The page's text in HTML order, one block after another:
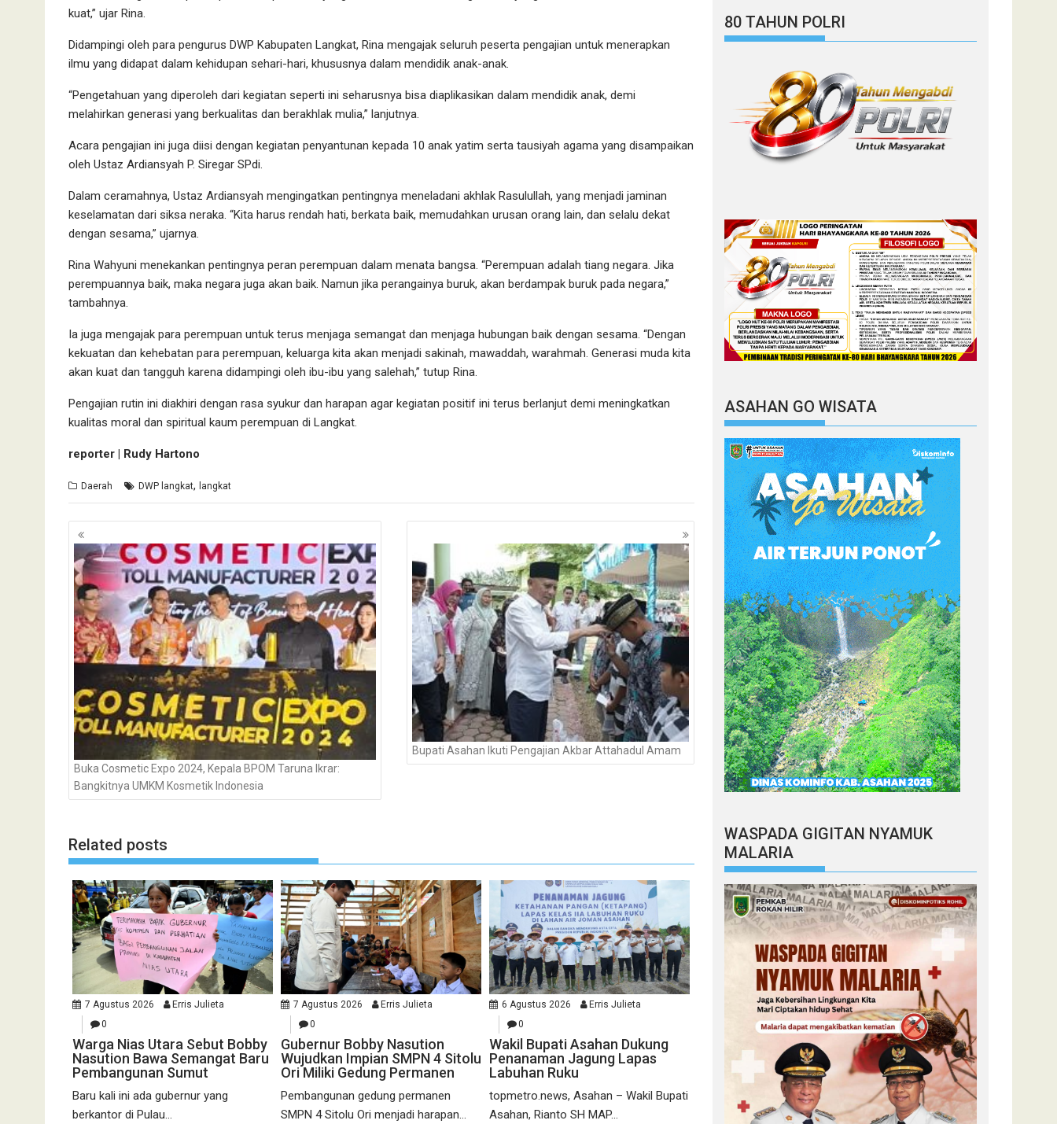
kuat,” ujar Rina.
Didampingi oleh para pengurus DWP Kabupaten Langkat, Rina mengajak seluruh peserta pengajian untuk menerapkan
ilmu yang didapat dalam kehidupan sehari-hari, khususnya dalam mendidik anak-anak.
“Pengetahuan yang diperoleh dari kegiatan seperti ini seharusnya bisa diaplikasikan dalam mendidik anak, demi
melahirkan generasi yang berkualitas dan berakhlak mulia,” lanjutnya.
Acara pengajian ini juga diisi dengan kegiatan penyantunan kepada 10 anak yatim serta tausiyah agama yang disampaikan
oleh Ustaz Ardiansyah P. Siregar SPdi.
Dalam ceramahnya, Ustaz Ardiansyah mengingatkan pentingnya meneladani akhlak Rasulullah, yang menjadi jaminan
keselamatan dari siksa neraka. “Kita harus rendah hati, berkata baik, memudahkan urusan orang lain, dan selalu dekat
dengan sesama,” ujarnya.
Rina Wahyuni menekankan pentingnya peran perempuan dalam menata bangsa. “Perempuan adalah tiang negara. Jika
perempuannya baik, maka negara juga akan baik. Namun jika perangainya buruk, akan berdampak buruk pada negara,”
tambahnya.
Ia juga mengajak para perempuan untuk terus menjaga semangat dan menjaga hubungan baik dengan sesama. “Dengan
kekuatan dan kehebatan para perempuan, keluarga kita akan menjadi sakinah, mawaddah, warahmah. Generasi muda kita
akan kuat dan tangguh karena didampingi oleh ibu-ibu yang salehah,” tutup Rina.
Pengajian rutin ini diakhiri dengan rasa syukur dan harapan agar kegiatan positif ini terus berlanjut demi meningkatkan
kualitas moral dan spiritual kaum perempuan di Langkat.
reporter | Rudy Hartono
Daerah DWP langkat, langkat
Navigasi
pos
Buka Cosmetic Expo 2024, Kepala BPOM Taruna Ikrar:
Bangkitnya UMKM Kosmetik Indonesia
Bupati Asahan Ikuti Pengajian Akbar Attahadul Amam
Related posts
7 Agustus 2026
Erris Julieta
0
Warga Nias Utara Sebut Bobby
Nasution Bawa Semangat Baru
Pembangunan Sumut
Baru kali ini ada gubernur yang
berkantor di Pulau...
7 Agustus 2026
Erris Julieta
0
Gubernur Bobby Nasution
Wujudkan Impian SMPN 4 Sitolu
Ori Miliki Gedung Permanen
Pembangunan gedung permanen
SMPN 4 Sitolu Ori menjadi harapan...
6 Agustus 2026
Erris Julieta
0
Wakil Bupati Asahan Dukung
Penanaman Jagung Lapas
Labuhan Ruku
topmetro.news, Asahan – Wakil Bupati
Asahan, Rianto SH MAP...
80 TAHUN POLRI
ASAHAN GO WISATA
WASPADA GIGITAN NYAMUK
MALARIA